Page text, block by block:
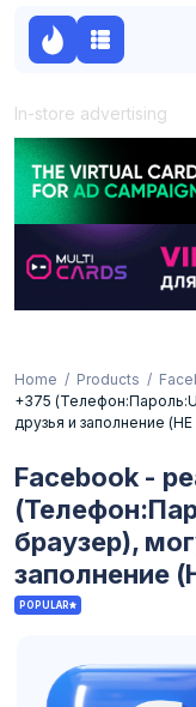
In-store advertising
Home Products
+375
друзья и заполнение
Facebook -
браузер),
заполнение
POPULAR